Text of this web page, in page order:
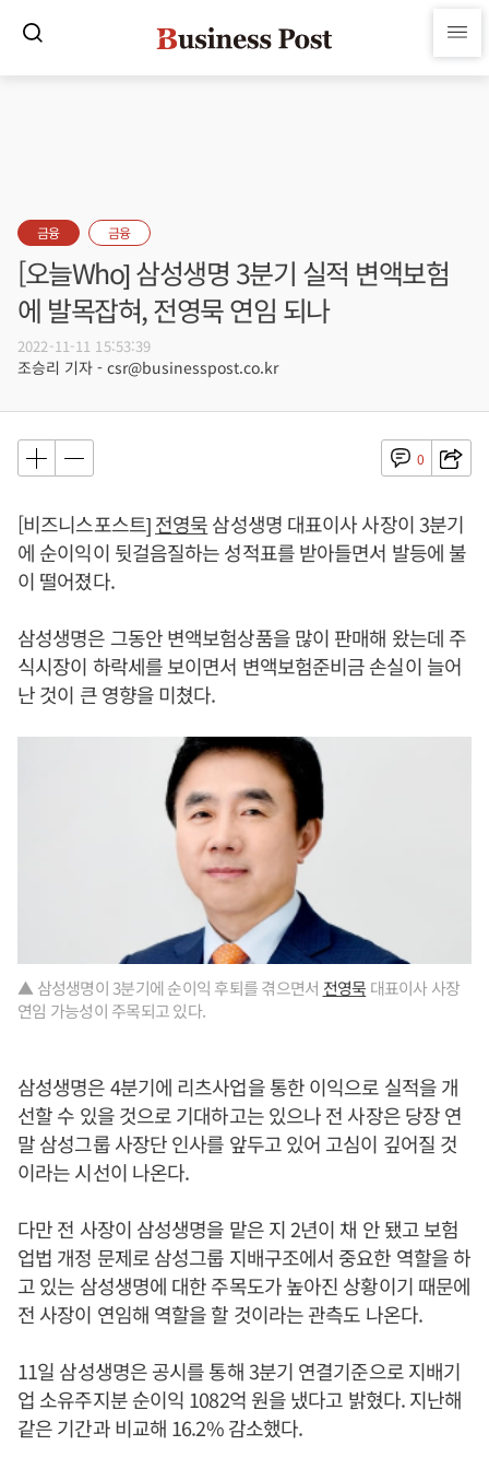
금융 금융
[오늘Who] 삼성생명 3분기 실적 변액보험
에 발목잡혀, 전영묵 연임 되나
2022-11-11 15:53:39
조승리 기자 - csr@businesspost.co.kr
0
[비즈니스포스트]전영묵삼성생명 대표이사 사장이 3분기
에 순이익이 뒷걸음질하는 성적표를 받아들면서 발등에 불
이 떨어졌다.
삼성생명은 그동안 변액보험상품을 많이 판매해 왔는데 주
식시장이 하락세를 보이면서 변액보험준비금 손실이 늘어
난 것이 큰 영향을 미쳤다.
▲ 삼성생명이 3분기에 순이익 후퇴를 겪으면서 전영묵 대표이사 사장
연임 가능성이 주목되고 있다.
삼성생명은 4분기에 리츠사업을 통한 이익으로 실적을 개
선할 수 있을 것으로 기대하고는 있으나 전 사장은 당장 연
말 삼성그룹 사장단 인사를 앞두고 있어 고심이 깊어질 것
이라는 시선이 나온다.
다만 전 사장이 삼성생명을 맡은 지 2년이 채 안 됐고 보험
업법 개정 문제로 삼성그룹 지배구조에서 중요한 역할을 하
고 있는 삼성생명에 대한 주목도가 높아진 상황이기 때문에
전 사장이 연임해 역할을 할 것이라는 관측도 나온다.
11일 삼성생명은 공시를 통해 3분기 연결기준으로 지배기
업 소유주지분 순이익 1082억 원을 냈다고 밝혔다. 지난해
같은 기간과 비교해 16.2% 감소했다.